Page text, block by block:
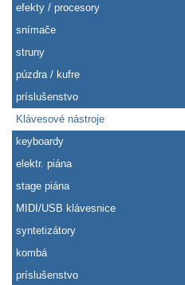
efekty / procesory
snímače
struny
púzdra / kufre
príslušenstvo
Klávesové nástroje
keyboardy
elektr. piána
stage piána
MIDI/USB klávesnice
syntetizátory
kombá
príslušenstvo